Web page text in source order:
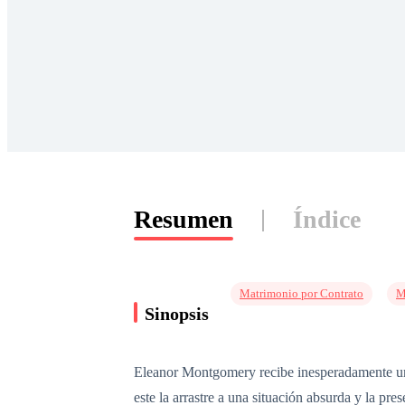
Resumen Índice
Sinopsis
Matrimonio por Contrato
Eleanor Montgomery recibe inesperadamente
este la arrastre a una situación absurda y la